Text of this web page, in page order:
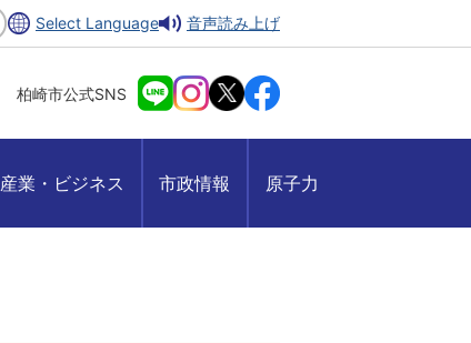
Select Language 音声読み上げ
柏崎市公式SNS
産業・ビジネス 市政情報 原子力